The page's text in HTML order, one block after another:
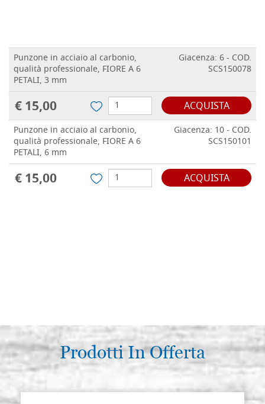
Punzone in acciaio al carbonio,
qualità professionale, FIORE A 6
PETALI, 3 mm
Giacenza: 6 - COD.
SCS150078
€ 15,00 ACQUISTA
Punzone in acciaio al carbonio,
qualità professionale, FIORE A 6
PETALI, 6 mm
Giacenza: 10 - COD.
SCS150101
€ 15,00 ACQUISTA
Prodotti In Offerta